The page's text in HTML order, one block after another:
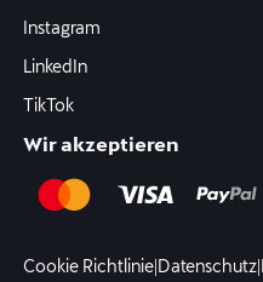
Instagram
LinkedIn
TikTok
Wir akzeptieren
Cookie Richtlinie|Datenschutz|